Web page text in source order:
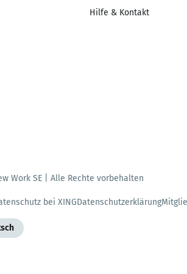
Hilfe & Kontakt
Work SE | Alle Rechte vorbehalten
bei XINGDatenschutzerklärung